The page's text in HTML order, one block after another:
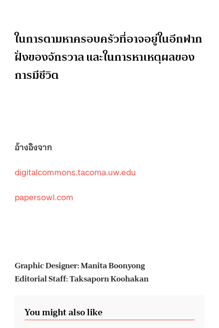
ในการตามหาครอบครัวที่อาจอยู่ในอีกฟาก
ฝั่งของจักรวาล และในการหาเหตุผลของ
การมีชีวิต
อ้างอิงจาก
digitalcommons.tacoma.uw.edu
papersowl.com
Graphic Designer: Manita Boonyong
Editorial Staff: Taksaporn Koohakan
You might also like